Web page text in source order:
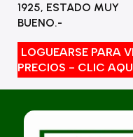
1925, ESTADO MUY
BUENO.-
LOGUEARSE PARA
PRECIOS - CLIC